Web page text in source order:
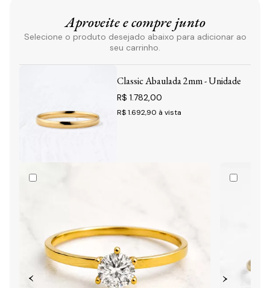
Aproveite e compre junto
Selecione o produto desejado abaixo para adicionar ao
seu carrinho.
Classic Abaulada 2mm - Unidade
R$ 1.782,00
R$ 1.692,90 à vista